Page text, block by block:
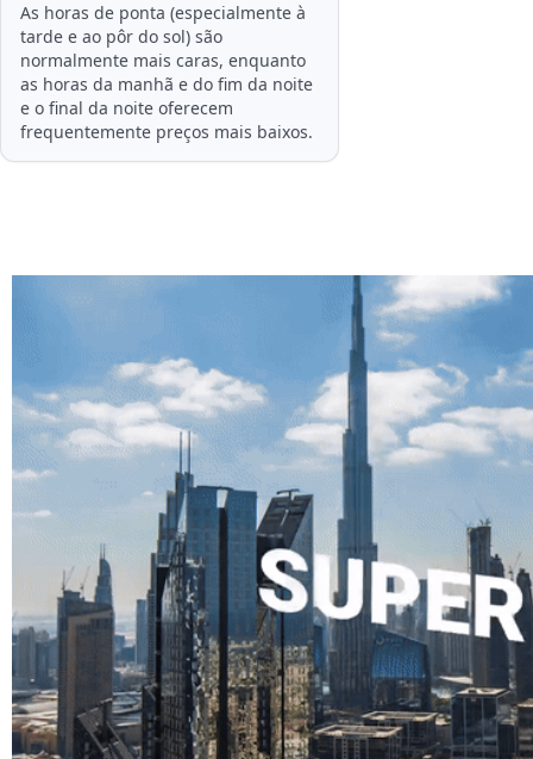
As horas de ponta (especialmente à
tarde e ao pôr do sol) são
normalmente mais caras, enquanto
as horas da manhã e do fim da noite
e o final da noite oferecem
frequentemente preços mais baixos.